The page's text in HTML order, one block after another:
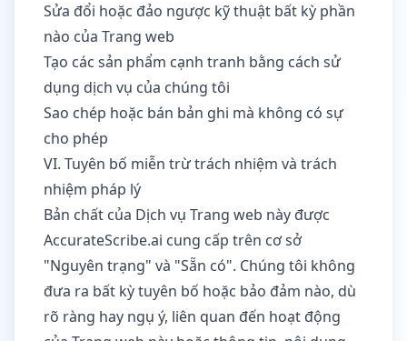
Sửa đổi hoặc đảo ngược kỹ thuật bất kỳ phần
nào của Trang web
Tạo các sản phẩm cạnh tranh bằng cách sử
dụng dịch vụ của chúng tôi
Sao chép hoặc bán bản ghi mà không có sự
cho phép
VI. Tuyên bố miễn trừ trách nhiệm và trách
nhiệm pháp lý
Bản chất của Dịch vụ Trang web này được
AccurateScribe.ai cung cấp trên cơ sở
"Nguyên trạng" và "Sẵn có". Chúng tôi không
đưa ra bất kỳ tuyên bố hoặc bảo đảm nào, dù
rõ ràng hay ngụ ý, liên quan đến hoạt động